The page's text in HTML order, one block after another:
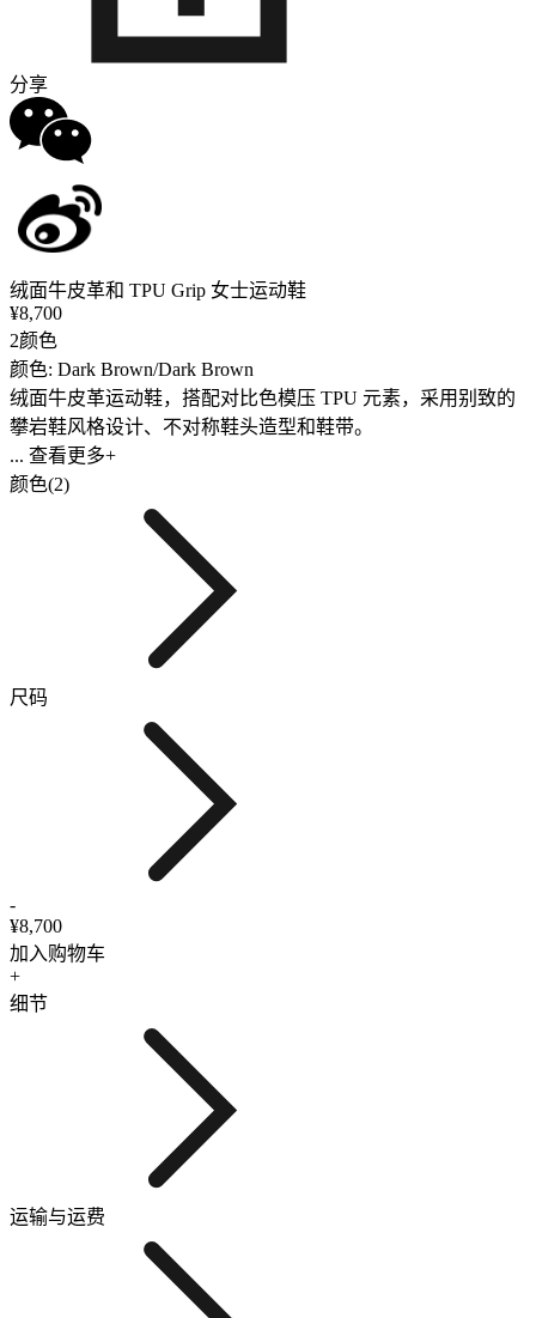
分享
绒面牛皮革和 TPU Grip 女士运动鞋
¥8,700
2颜色
颜色: Dark Brown/Dark Brown
绒面牛皮革运动鞋，搭配对比色模压 TPU 元素，采用别致的
攀岩鞋风格设计、不对称鞋头造型和鞋带。
... 查看更多+
颜色(2)
尺码
-
¥8,700
加入购物车
+
细节
运输与运费